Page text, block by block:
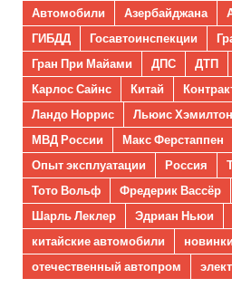
Автомобили
Азербайджана
ГИБДД
Госавтоинспекции
Гран При Майами
ДПС ДТП
Карлос Сайнс
Китай
Ландо Норрис
Льюис Хэмилтон
МВД России
Макс Ферстаппен
Опыт эксплуатации
Россия
Тото Вольф
Фредерик Вассёр
Шарль Леклер
Эдриан Ньюи
китайские автомобили
новинки
отечественный автопром